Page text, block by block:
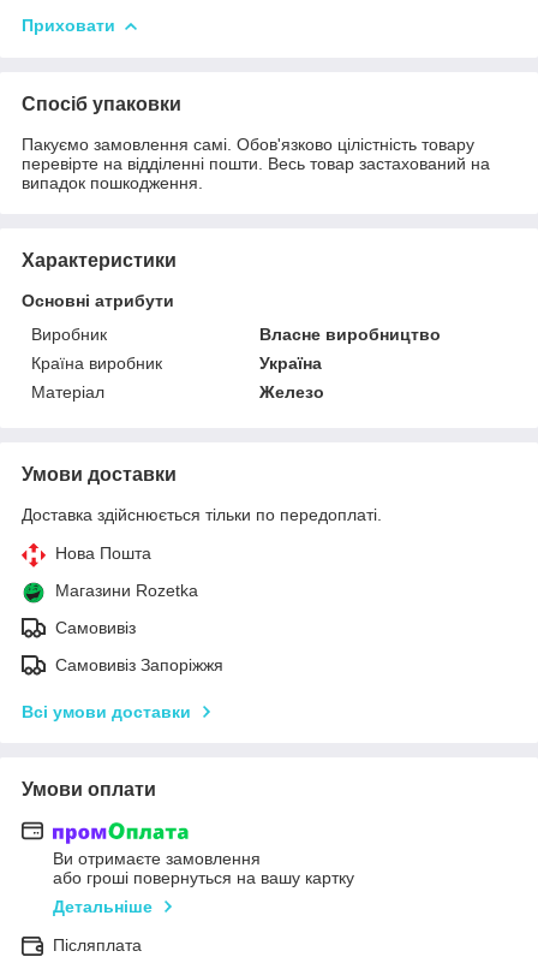
Приховати
Спосіб упаковки
Пакуємо замовлення самі. Обов'язково цілістність товару
перевірте на відділенні пошти. Весь товар застахований на
випадок пошкодження.
Характеристики
Основні атрибути
Виробник
Власне виробництво
Країна виробник
Україна
Матеріал
Железо
Умови доставки
Доставка здійснюється тільки по передоплаті.
Нова Пошта
Магазини Rozetka
Самовивіз
Самовивіз Запоріжжя
Всі умови доставки
Умови оплати
Ви отримаєте замовлення
або гроші повернуться на вашу картку
Детальніше
Післяплата